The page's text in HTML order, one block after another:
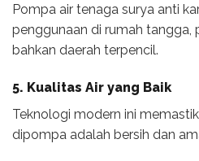
Pompa air tenaga surya anti
penggunaan di rumah tangga,
bahkan daerah terpencil.
5. Kualitas Air yang Baik
Teknologi modern ini
dipompa adalah bersih dan